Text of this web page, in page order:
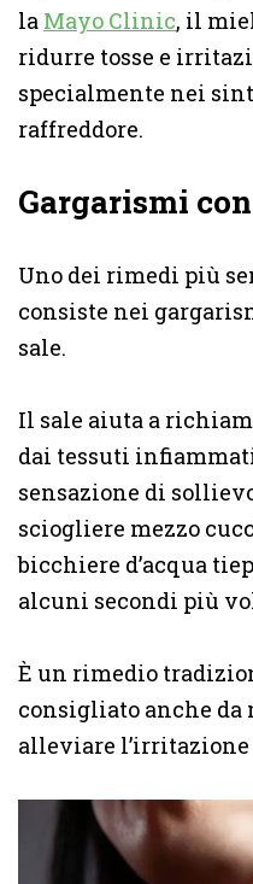
la Mayo Clinic, il
ridurre tosse e
specialmente nei
raffreddore.
Gargarismi
Uno dei rimedi più
consiste nei
sale.
Il sale aiuta a
dai tessuti
sensazione di
sciogliere mezzo
bicchiere d’acqua
alcuni secondi più
È un rimedio
consigliato anche
alleviare l’irritazione